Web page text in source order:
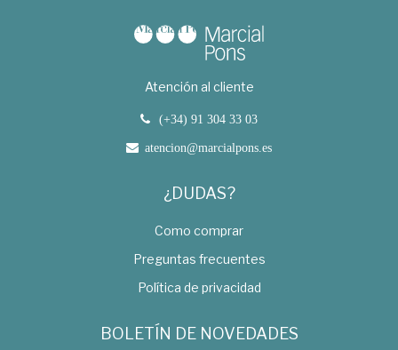
Atención al cliente
(+34) 91 304 33 03
atencion@marcialpons.es
¿DUDAS?
Como comprar
Preguntas frecuentes
Política de privacidad
BOLETÍN DE NOVEDADES